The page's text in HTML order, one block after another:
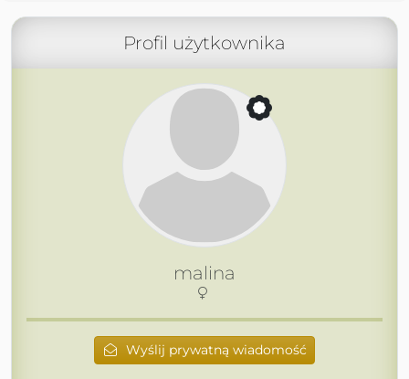
Profil użytkownika
malina
Wyślij prywatną wiadomość